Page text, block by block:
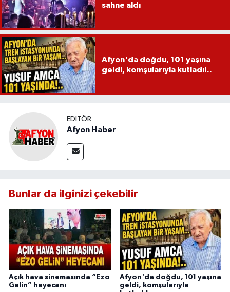
sahne aldı
Afyon'da doğdu, 101 yaşına
geldi, komşularıyla kutladı!..
EDITÖR
Afyon Haber
Bunlar da ilginizi çekebilir
Açık hava sinemasında “Ezo
Gelin” heyecanı
Afyon'da doğdu, 101 yaşına
geldi, komşularıyla